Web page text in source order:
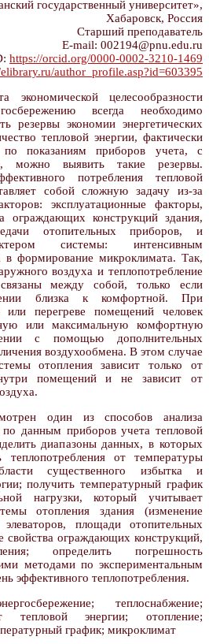
государственный университет»,
Хабаровск, Россия
Старший преподаватель
E-mail: 002194@pnu.edu.ru
https://orcid.org/0000-0002-3210-1469
author_profile.asp?id=603395
экономической целесообразности
всегда необходимо
резервы экономии энергетических
тепловой энергии, фактически
по показаниям приборов учета, с
можно выявить такие резервы.
потребления тепловой
собой сложную задачу из-за
эксплуатационные факторы,
ограждающих конструкций здания,
отопительных приборов, и
системы: интенсивным
в формирование микроклимата. Так,
воздуха и теплопотребление
между собой, только если
близка к комфортной. При
или перегреве помещений человек
или максимальную комфортную
с помощью дополнительных
воздухообмена. В этом случае
отопления зависит только от
помещений и не зависит от
один из способов анализа
по данным приборов учета тепловой
диапазоны данных, в которых
теплопотребления от температуры
существенного избытка и
получить температурный график
нагрузки, который учитывает
отопления здания (изменение
площади отопительных
свойства ограждающих конструкций,
определить погрешность
методами по экспериментальным
эффективного теплопотребления.
теплоснабжение;
тепловой энергии; отопление;
график; микроклимат